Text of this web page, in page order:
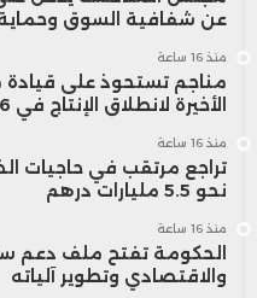
و82% لـLeonardo، و62% لتاليس.
كما توقع البنك أن
متماشية معها، وساب
عن شفافية السوق
منذ 16 ساعة
مناجم تستحوذ على قيادة
الأخيرة لانطلاق الإنتاج في 2026
منذ 16 ساعة
تراجع مرتقب في حاجيات
نحو 5.5 مليارات درهم
منذ 16 ساعة
الحكومة تفتح ملف دعم
والاقتصادي وتطوير آلياته